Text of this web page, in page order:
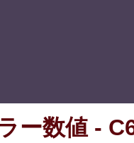
ー数値 -